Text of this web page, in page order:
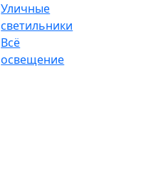
Уличные
светильники